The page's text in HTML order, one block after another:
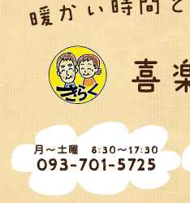
月～土曜 8:30～17:30
093-701-5725